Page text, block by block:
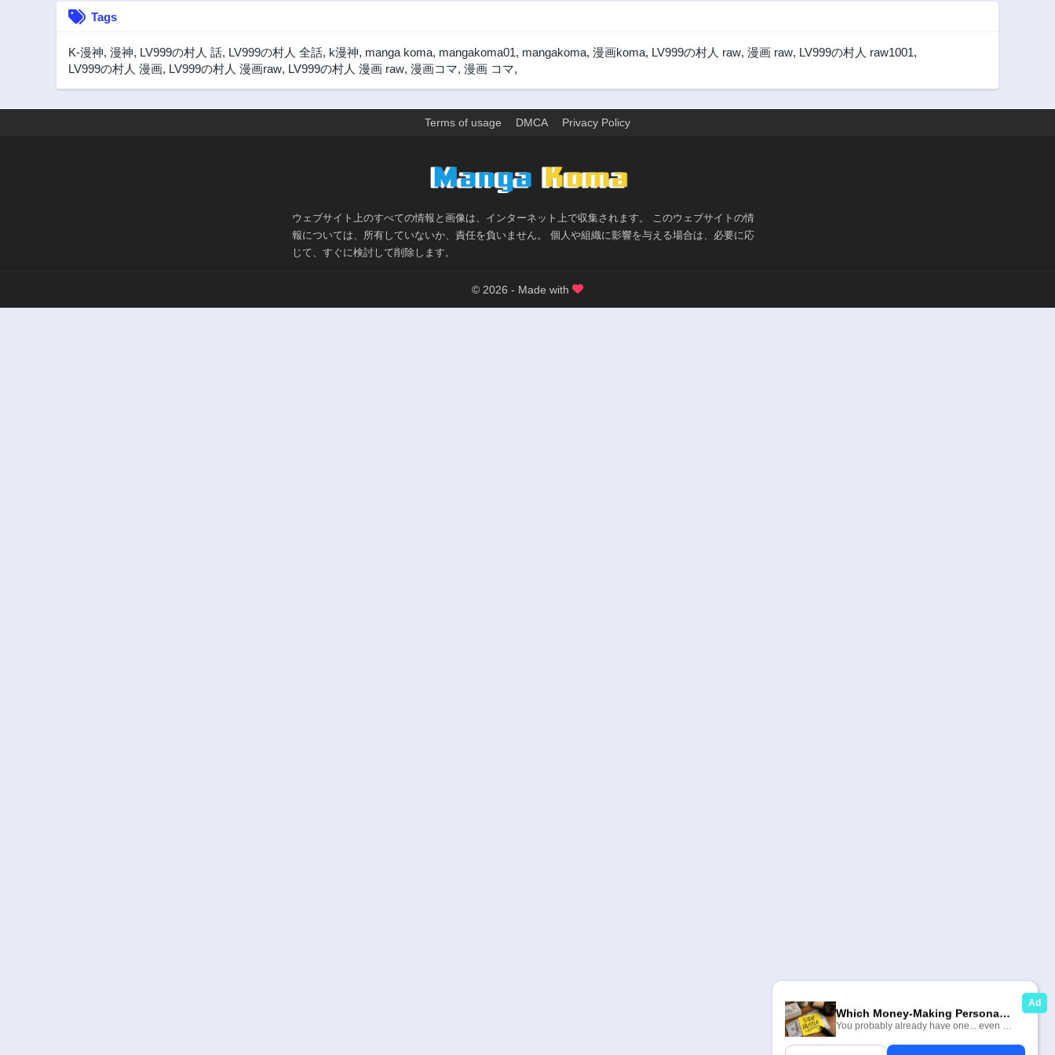
Tags
K-漫神, 漫神, LV999の村人 話, LV999の村人 全話, k漫神, manga koma, mangakoma01, mangakoma, 漫画koma, LV999の村人 raw, 漫画 raw, LV999の村人 raw1001,
LV999の村人 漫画, LV999の村人 漫画raw, LV999の村人 漫画 raw, 漫画コマ, 漫画 コマ,
Terms of usage DMCA Privacy Policy
ウェブサイト上のすべての情報と画像は、インターネット上で収集されます。 このウェブサイトの情
報については、所有していないか、責任を負いません。 個人や組織に影響を与える場合は、必要に応
じて、すぐに検討して削除します。
© 2026 - Made with